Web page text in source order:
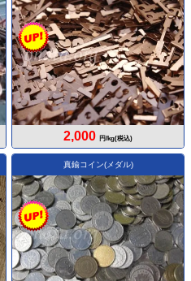
2,000 円/kg(税込)
真鍮コイン(メダル)